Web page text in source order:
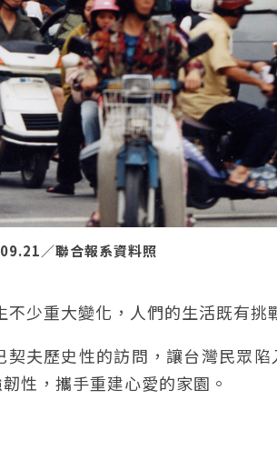
／聯合報系資料照
少重大變化，人們的生活既有挑
夫歷史性的訪問，讓台灣民眾
性，攜手重建心愛的家園。